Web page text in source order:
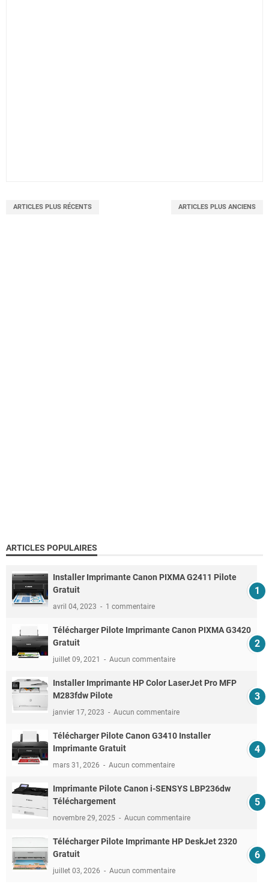
ARTICLES PLUS RÉCENTS ARTICLES PLUS ANCIENS
ARTICLES POPULAIRES
Installer Imprimante Canon PIXMA G2411 Pilote
Gratuit
avril 04, 2023 1 commentaire
Télécharger Pilote Imprimante Canon PIXMA G3420
Gratuit
juillet 09, 2021 Aucun commentaire
Installer Imprimante HP Color LaserJet Pro MFP
M283fdw Pilote
janvier 17, 2023 Aucun commentaire
Télécharger Pilote Canon G3410 Installer
Imprimante Gratuit
mars 31, 2026 Aucun commentaire
Imprimante Pilote Canon i-SENSYS LBP236dw
Téléchargement
novembre 29, 2025 Aucun commentaire
Télécharger Pilote Imprimante HP DeskJet 2320
Gratuit
juillet 03, 2026 Aucun commentaire